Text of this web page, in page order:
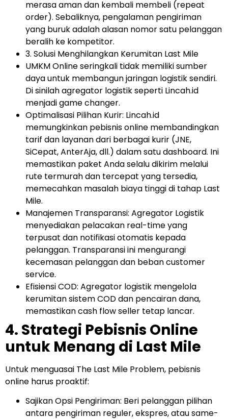
merasa aman dan kembali membeli (repeat
order). Sebaliknya, pengalaman pengiriman
yang buruk adalah alasan nomor satu pelanggan
beralih ke kompetitor.
3. Solusi Menghilangkan Kerumitan Last Mile
UMKM Online seringkali tidak memiliki sumber
daya untuk membangun jaringan logistik sendiri.
Di sinilah agregator logistik seperti Lincah.id
menjadi game changer.
Optimalisasi Pilihan Kurir: Lincah.id
memungkinkan pebisnis online membandingkan
tarif dan layanan dari berbagai kurir (JNE,
SiCepat, AnterAja, dll.) dalam satu dashboard. Ini
memastikan paket Anda selalu dikirim melalui
rute termurah dan tercepat yang tersedia,
memecahkan masalah biaya tinggi di tahap Last
Mile.
Manajemen Transparansi: Agregator Logistik
menyediakan pelacakan real-time yang
terpusat dan notifikasi otomatis kepada
pelanggan. Transparansi ini mengurangi
kecemasan pelanggan dan beban customer
service.
Efisiensi COD: Agregator logistik mengelola
kerumitan sistem COD dan pencairan dana,
memastikan cash flow seller tetap lancar.
4. Strategi Pebisnis Online
untuk Menang di Last Mile
Untuk menguasai The Last Mile Problem, pebisnis
online harus proaktif:
Sajikan Opsi Pengiriman: Beri pelanggan pilihan
antara pengiriman reguler, ekspres, atau same-